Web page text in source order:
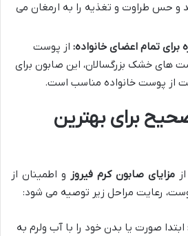
و حس طراوت و تغذیه را به ارمغان می
تمام اعضای خانواده: از پوست
های خشک بزرگسالان، این صابون برای
از پوست خانواده مناسب است.
برای بهترین
مزایای صابون کرم فیروز و اطمینان از
رعایت مراحل زیر توصیه می شود:
ابتدا صورت یا بدن خود را با آب ولرم به